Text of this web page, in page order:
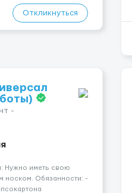
практики —
(без ...
Откликнуться
-
Нужно иметь свою
носком. Обязанности: -